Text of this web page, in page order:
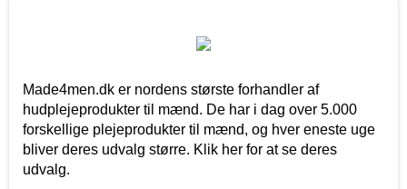
Made4men.dk er nordens største forhandler af
hudplejeprodukter til mænd. De har i dag over 5.000
forskellige plejeprodukter til mænd, og hver eneste uge
bliver deres udvalg større. Klik her for at se deres
udvalg.